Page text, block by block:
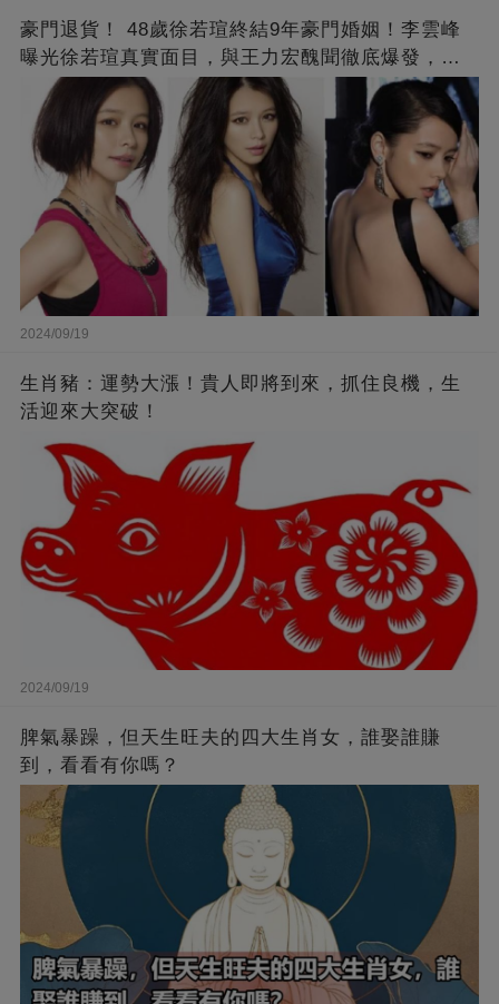
豪門退貨！ 48歲徐若瑄終結9年豪門婚姻！李雲峰
曝光徐若瑄真實面目，與王力宏醜聞徹底爆發，原
來李靚蕾說的都是真的 ！
2024/09/19
生肖豬：運勢大漲！貴人即將到來，抓住良機，生
活迎來大突破！
2024/09/19
脾氣暴躁，但天生旺夫的四大生肖女，誰娶誰賺
到，看看有你嗎？